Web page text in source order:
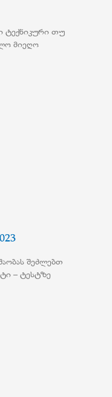
ტექნიკური თუ
მიეღო
შეძლებთ
– ტესტზე